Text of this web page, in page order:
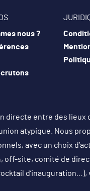
nous ?
directe entre des lieux
atypique. Nous
avec un choix
off-site, comité de
d’inauguration…),